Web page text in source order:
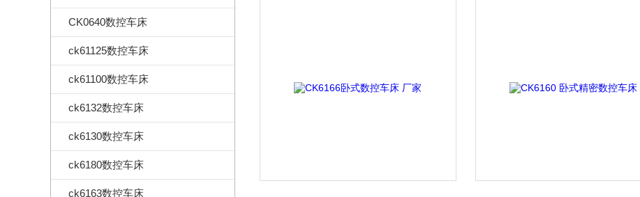
CK0640数控车床
ck61125数控车床
ck61100数控车床
ck6132数控车床
ck6130数控车床
ck6180数控车床
ck6163数控车床